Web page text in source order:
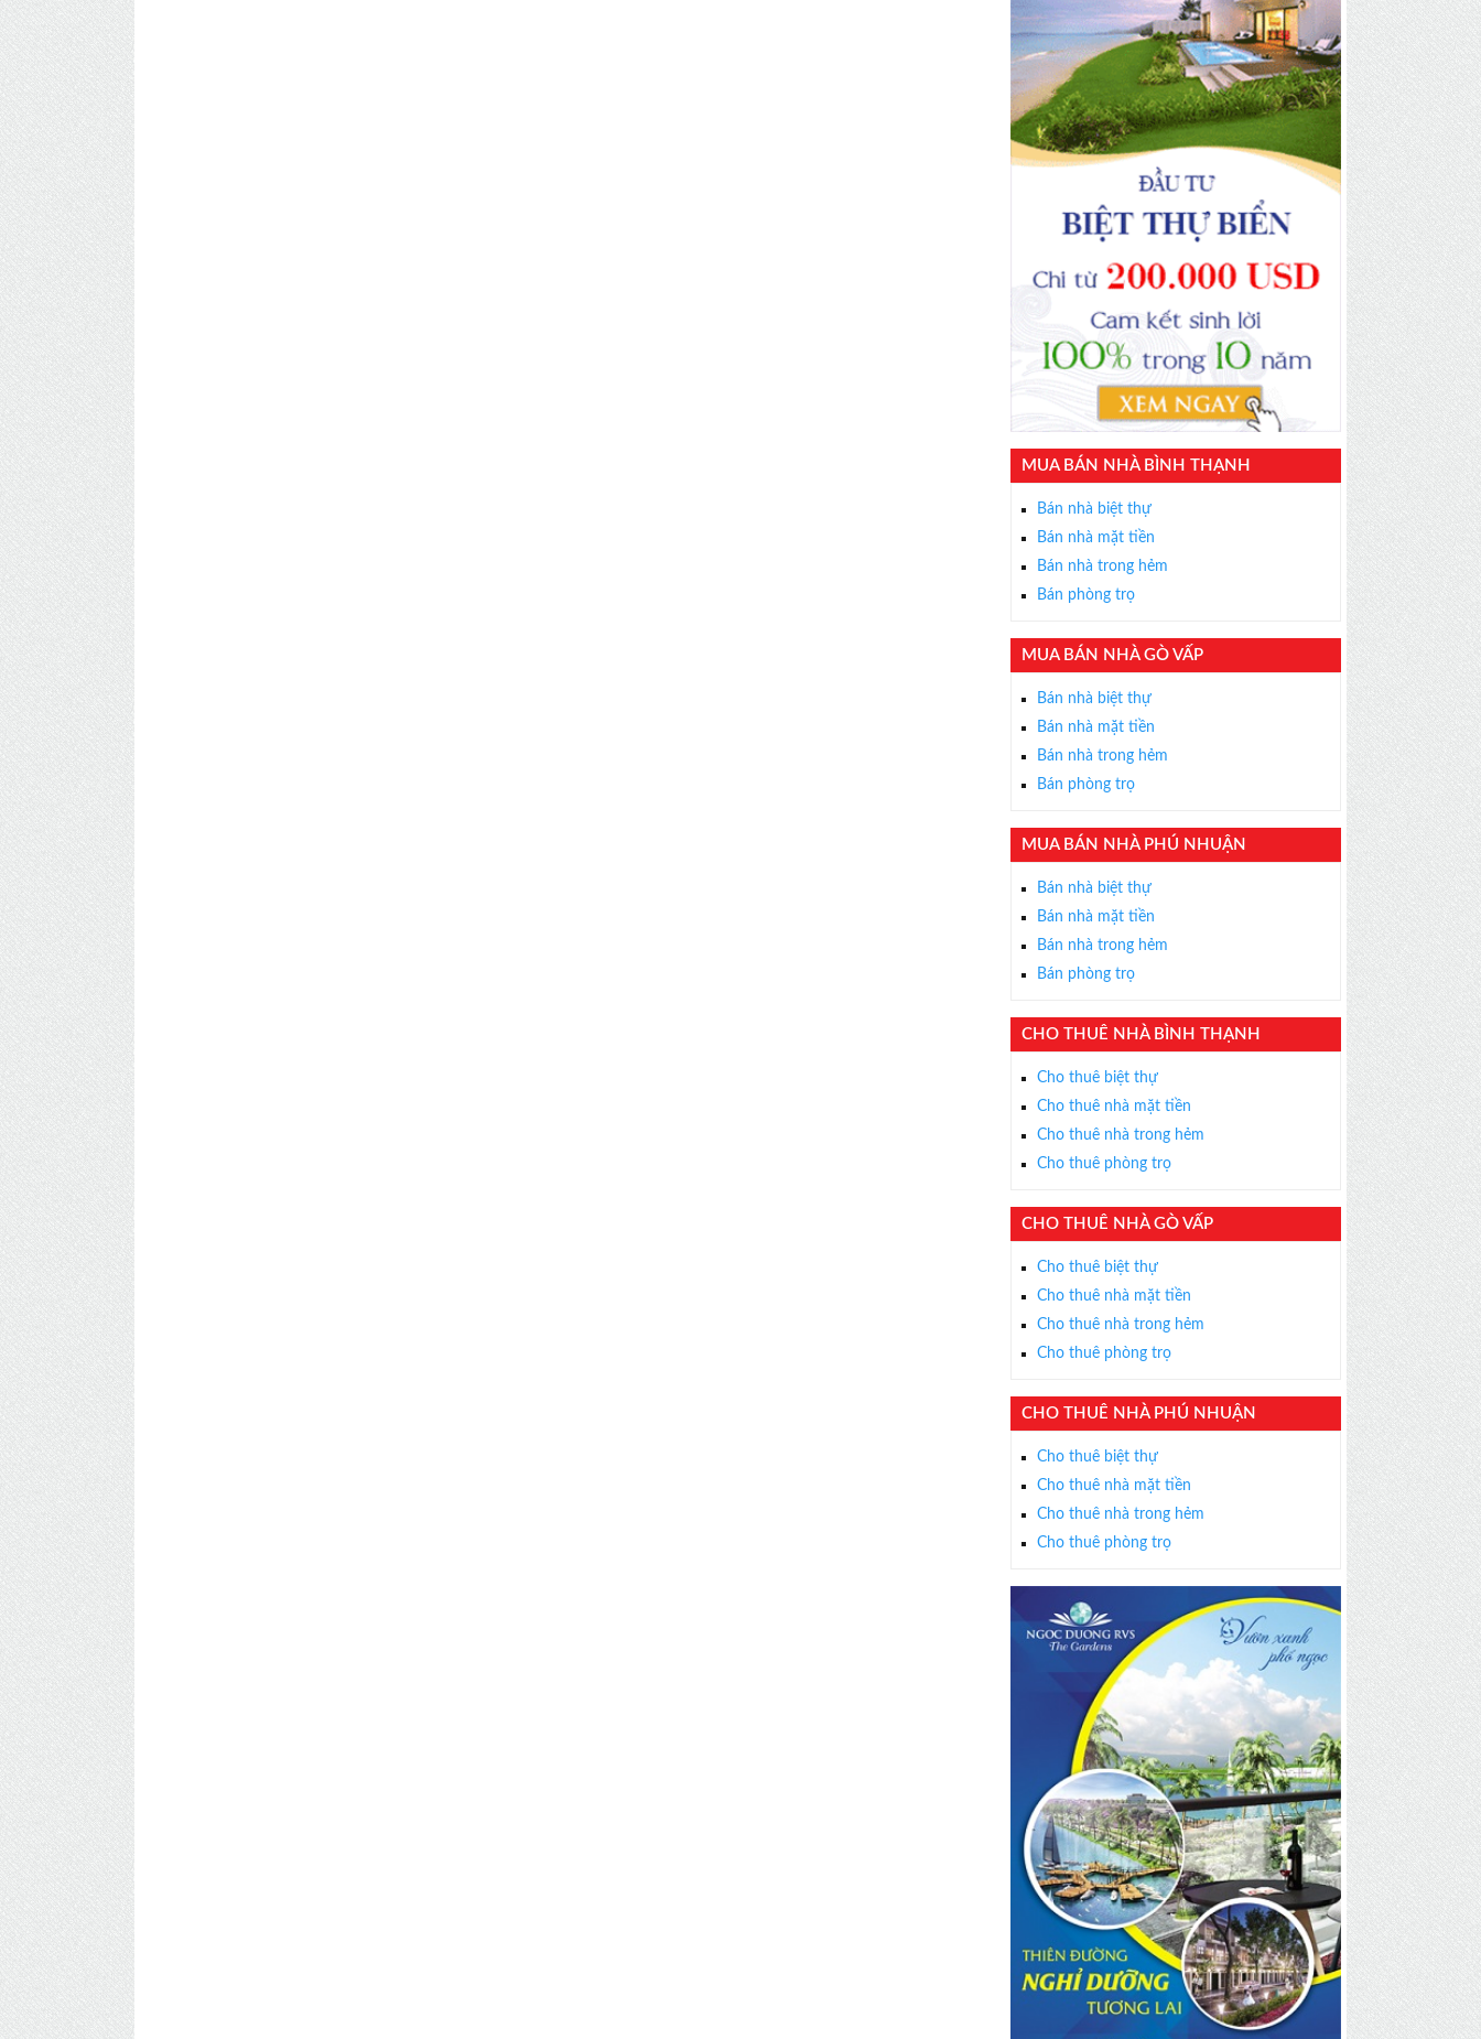
Với hơn 1000 căn nhà và 50 sales thân thiện, nhiệt tình,
×
MUA BÁN NHÀ BÌNH THẠNH
Bán nhà biệt thự
Bán nhà mặt tiền
Bán nhà trong hẻm
Bán phòng trọ
MUA BÁN NHÀ GÒ VẤP
Bán nhà biệt thự
Bán nhà mặt tiền
Bán nhà trong hẻm
Bán phòng trọ
MUA BÁN NHÀ PHÚ NHUẬN
Bán nhà biệt thự
Bán nhà mặt tiền
Bán nhà trong hẻm
Bán phòng trọ
CHO THUÊ NHÀ BÌNH THẠNH
Cho thuê biệt thự
Cho thuê nhà mặt tiền
Cho thuê nhà trong hẻm
Cho thuê phòng trọ
CHO THUÊ NHÀ GÒ VẤP
Cho thuê biệt thự
Cho thuê nhà mặt tiền
Cho thuê nhà trong hẻm
Cho thuê phòng trọ
CHO THUÊ NHÀ PHÚ NHUẬN
Cho thuê biệt thự
Cho thuê nhà mặt tiền
Cho thuê nhà trong hẻm
Cho thuê phòng trọ